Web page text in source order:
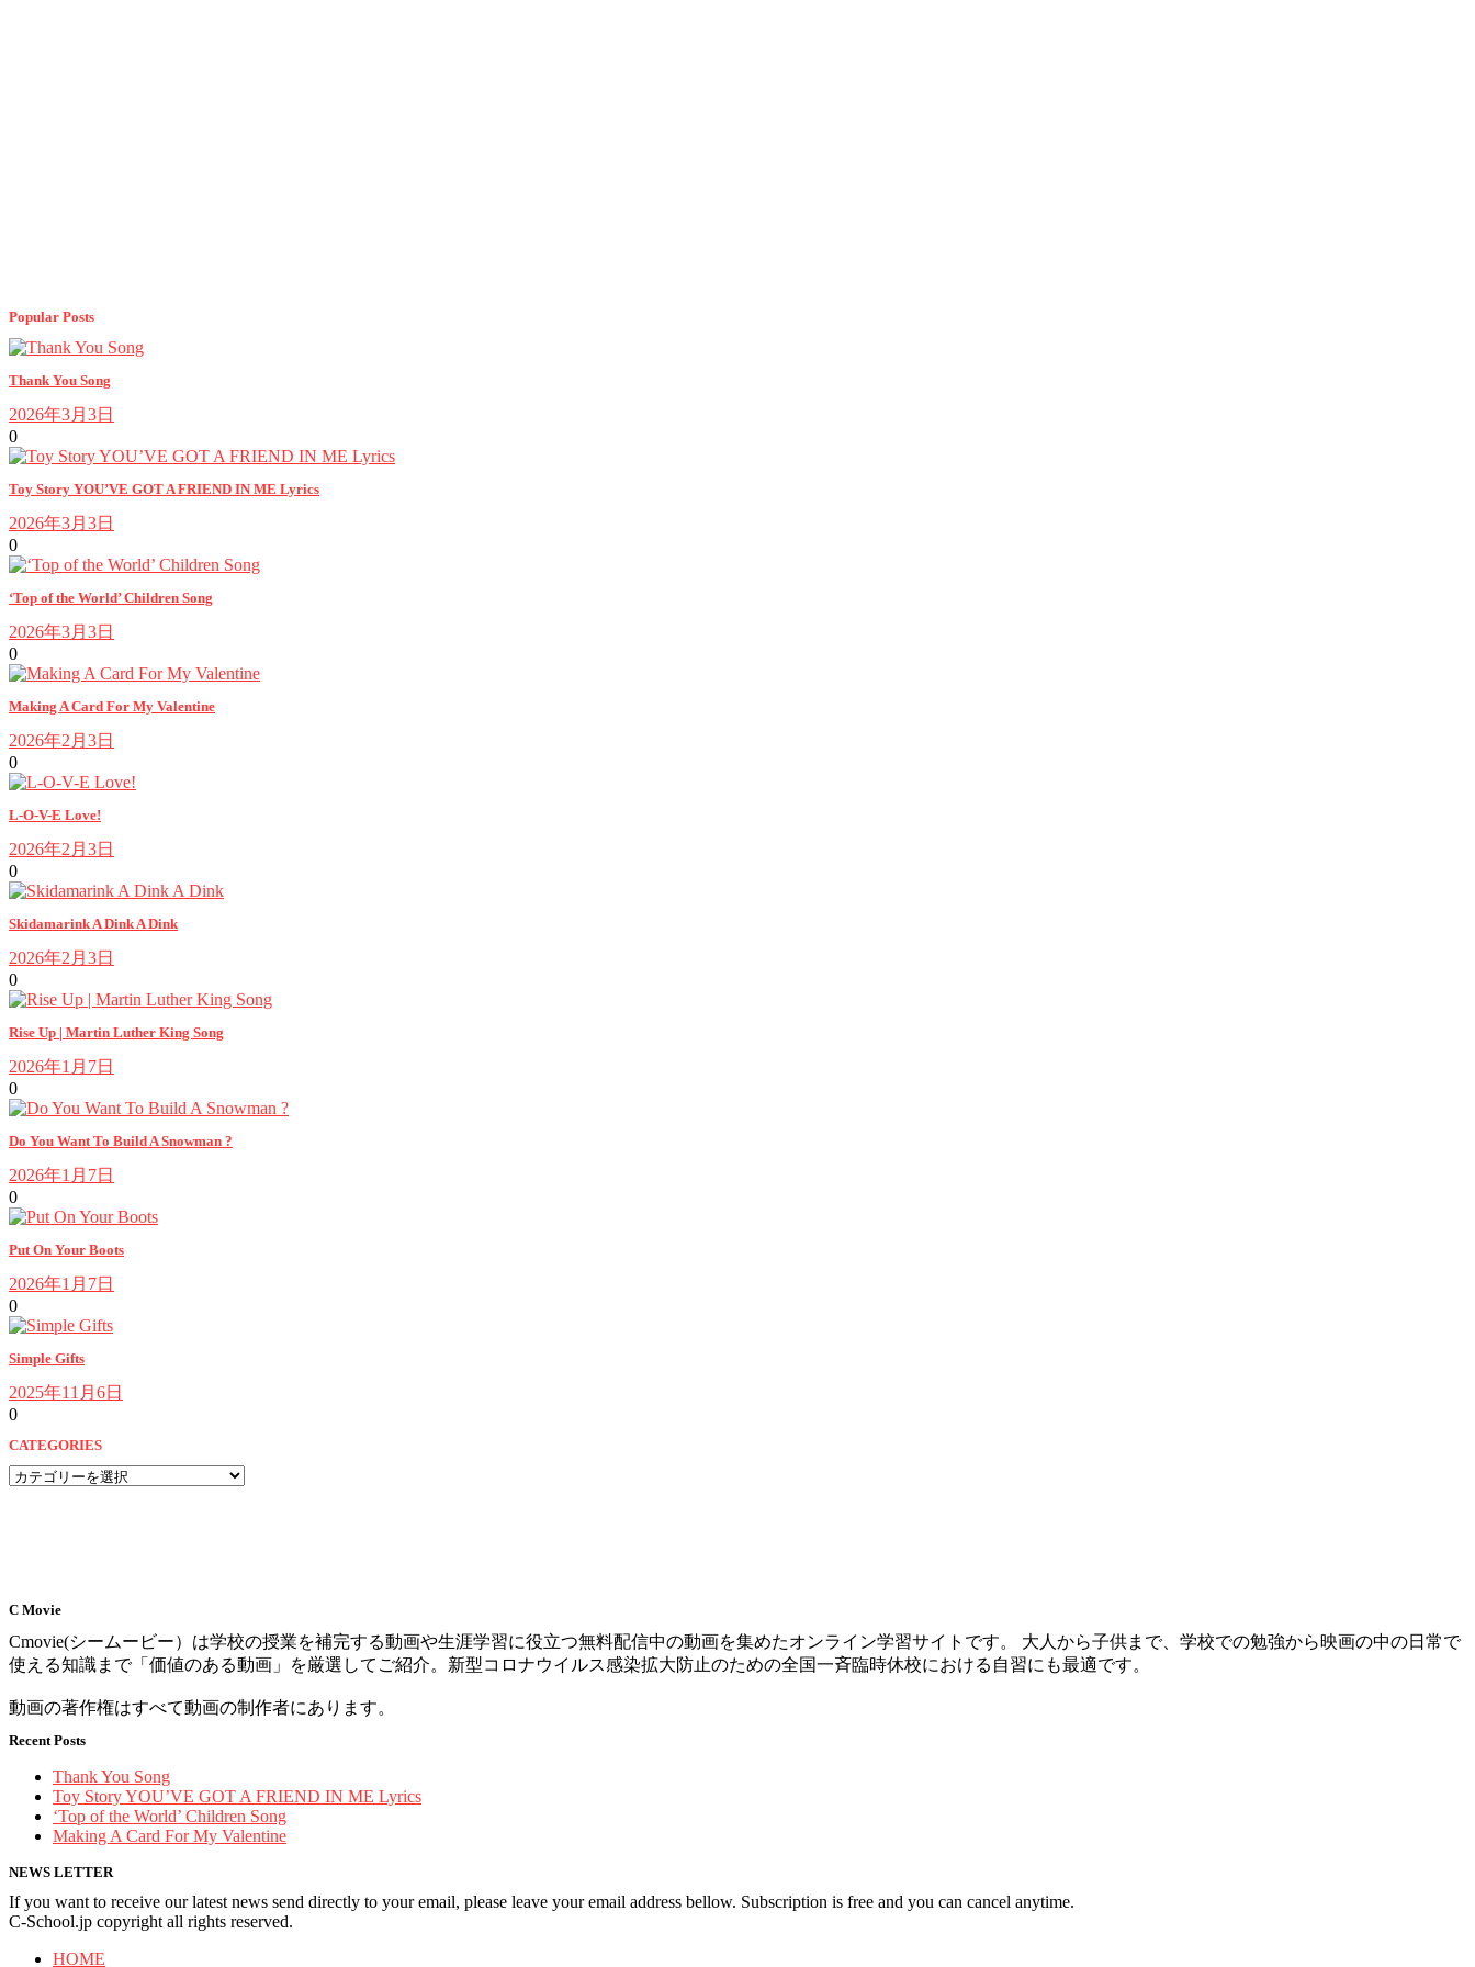
Popular Posts
Thank You Song
2026年3月3日
0
Toy Story YOU’VE GOT A FRIEND IN ME Lyrics
2026年3月3日
0
‘Top of the World’ Children Song
2026年3月3日
0
Making A Card For My Valentine
2026年2月3日
0
L-O-V-E Love!
2026年2月3日
0
Skidamarink A Dink A Dink
2026年2月3日
0
Rise Up | Martin Luther King Song
2026年1月7日
0
Do You Want To Build A Snowman ?
2026年1月7日
0
Put On Your Boots
2026年1月7日
0
Simple Gifts
2025年11月6日
0
CATEGORIES
CATEGORIES
C Movie
Cmovie(シームービー）は学校の授業を補完する動画や生涯学習に役立つ無料配信中の動画を集めたオンライン学習サイトです。 大人から子供まで、学校での勉強から映画の中の日常で
使える知識まで「価値のある動画」を厳選してご紹介。新型コロナウイルス感染拡大防止のための全国一斉臨時休校における自習にも最適です。
動画の著作権はすべて動画の制作者にあります。
Recent Posts
Thank You Song
Toy Story YOU’VE GOT A FRIEND IN ME Lyrics
‘Top of the World’ Children Song
Making A Card For My Valentine
NEWS LETTER
If you want to receive our latest news send directly to your email, please leave your email address bellow. Subscription is free and you can cancel anytime.
C-School.jp copyright all rights reserved.
HOME